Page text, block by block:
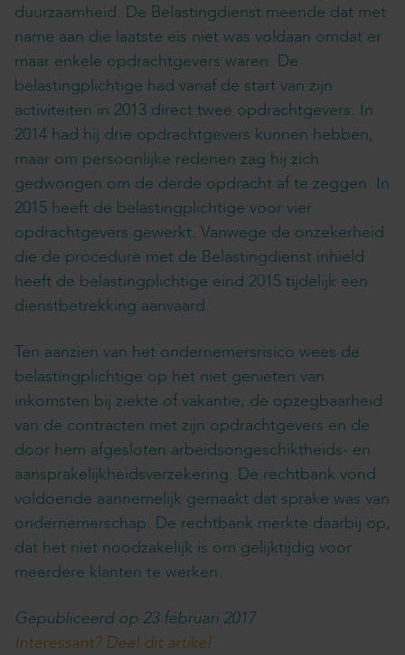
duurzaamheid. De Belastingdienst meende dat met
name aan die laatste eis niet was voldaan omdat er
maar enkele opdrachtgevers waren. De
belastingplichtige had vanaf de start van zijn
activiteiten in 2013 direct twee opdrachtgevers. In
2014 had hij drie opdrachtgevers kunnen hebben,
maar om persoonlijke redenen zag hij zich
gedwongen om de derde opdracht af te zeggen. In
2015 heeft de belastingplichtige voor vier
opdrachtgevers gewerkt. Vanwege de onzekerheid
die de procedure met de Belastingdienst inhield
heeft de belastingplichtige eind 2015 tijdelijk een
dienstbetrekking aanvaard.
Ten aanzien van het ondernemersrisico wees de
belastingplichtige op het niet genieten van
inkomsten bij ziekte of vakantie, de opzegbaarheid
van de contracten met zijn opdrachtgevers en de
door hem afgesloten arbeidsongeschiktheids- en
aansprakelijkheidsverzekering. De rechtbank vond
voldoende aannemelijk gemaakt dat sprake was van
ondernemerschap. De rechtbank merkte daarbij op,
dat het niet noodzakelijk is om gelijktijdig voor
meerdere klanten te werken.
Gepubliceerd op 23 februari 2017
Interessant? Deel dit artikel